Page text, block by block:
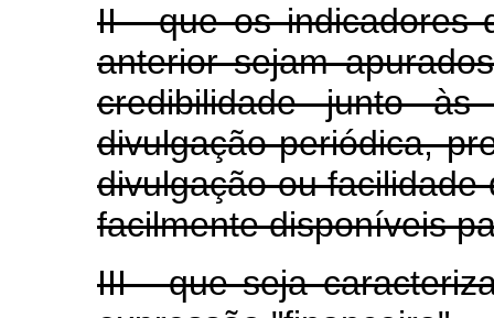
II - que os indicadores
anterior sejam
credibilidade junto às
divulgação periódica,
divulgação ou
facilmente disponíveis
III - que seja